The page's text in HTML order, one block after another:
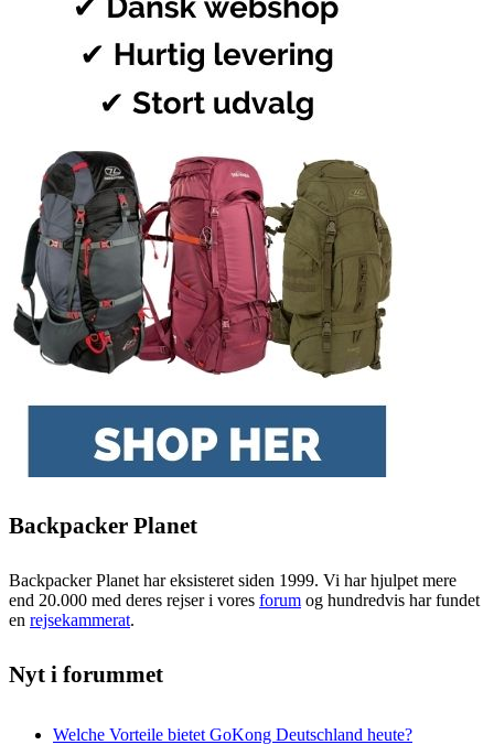
Backpacker Planet
Backpacker Planet har eksisteret siden 1999. Vi har hjulpet mere
end 20.000 med deres rejser i vores forum og hundredvis har fundet
en rejsekammerat.
Nyt i forummet
Welche Vorteile bietet GoKong Deutschland heute?